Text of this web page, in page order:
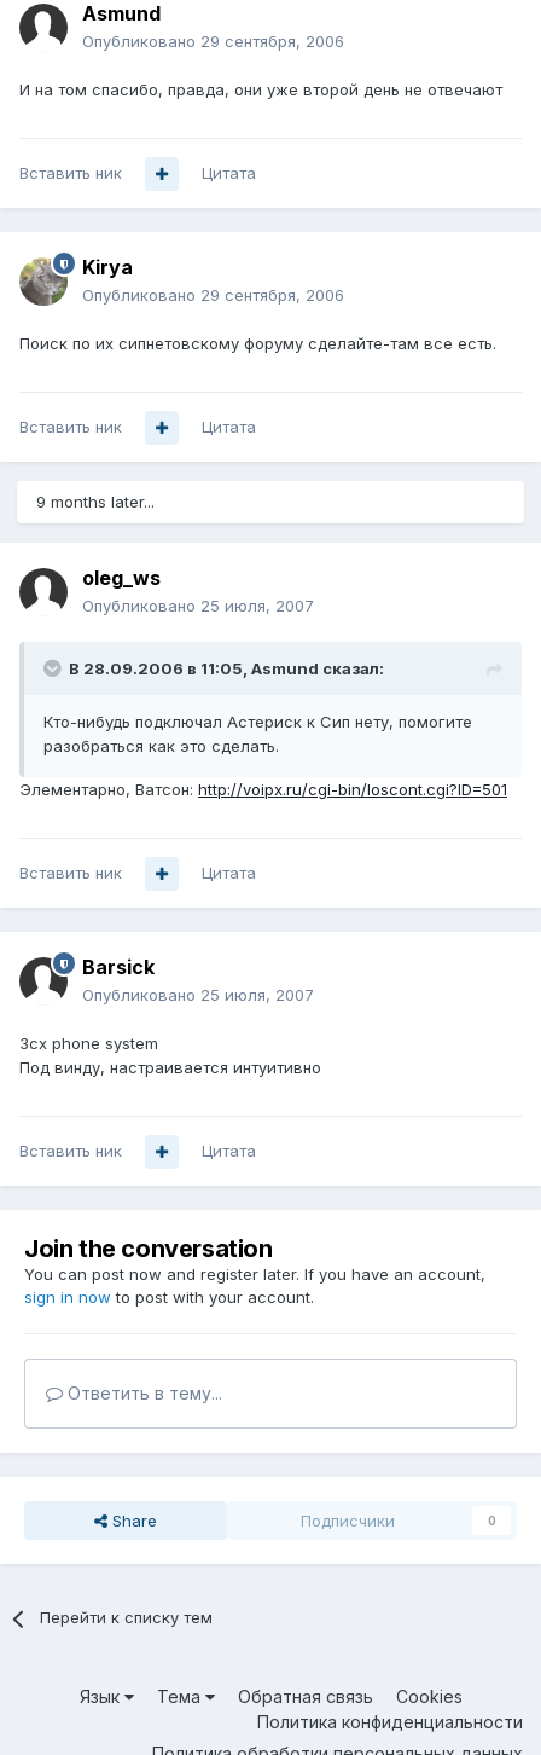
Asmund
Опубликовано 29 сентября, 2006
И на том спасибо, правда, они уже второй день не отвечают
Вставить ник Цитата
Kirya
Опубликовано 29 сентября, 2006
Поиск по их сипнетовскому форуму сделайте-там все есть.
Вставить ник Цитата
9 months later...
oleg_ws
Опубликовано 25 июля, 2007
В 28.09.2006 в 11:05, Asmund сказал:
Кто-нибудь подключал Астериск к Сип нету, помогите
разобраться как это сделать.
Элементарно, Ватсон: http://voipx.ru/cgi-bin/loscont.cgi?ID=501
Вставить ник Цитата
Barsick
Опубликовано 25 июля, 2007
3cx phone system
Под винду, настраивается интуитивно
Вставить ник Цитата
Join the conversation
You can post now and register later. If you have an account,
sign in now to post with your account.
Ответить в тему...
Share Подписчики 0
Перейти к списку тем
Язык Тема Обратная связь
Cookies
Политика конфиденциальности